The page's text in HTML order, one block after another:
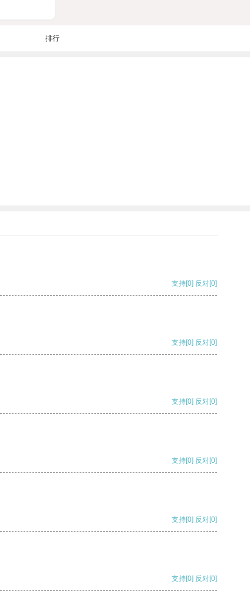
排行
支持[0] 反对[0]
支持[0] 反对[0]
支持[0] 反对[0]
支持[0] 反对[0]
支持[0] 反对[0]
支持[0] 反对[0]